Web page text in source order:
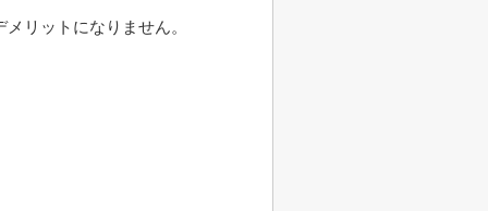
リットになりません。